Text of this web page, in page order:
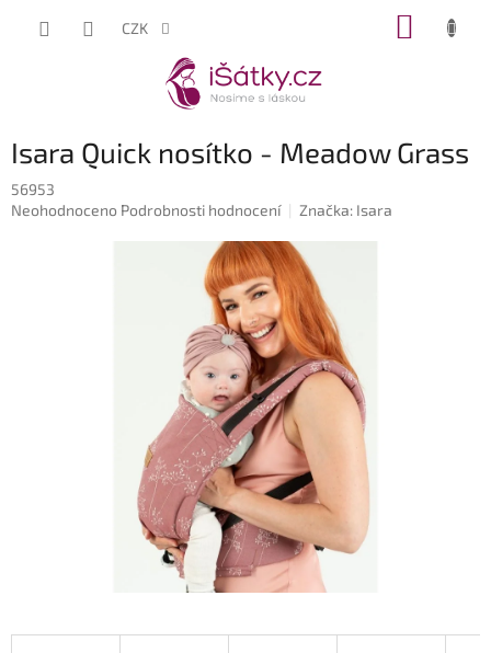
CZK
Isara Quick nosítko - Meadow Grass
56953
Průměrné
Neohodnoceno Podrobnosti hodnocení Značka: Isara